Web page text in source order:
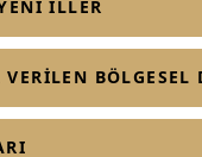
İLLER
BÖLGESEL